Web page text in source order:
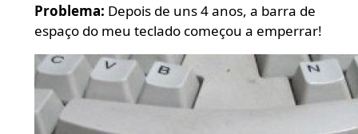
Problema: Depois de uns 4 anos, a barra de
espaço do meu teclado começou a emperrar!